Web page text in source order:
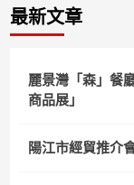
最新文章
麗景灣「森」餐
商品展」
陽江市經貿推介